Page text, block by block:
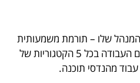
שלו – תורמת משמעותית
לשביעות הרצון הכללית ממקום העבודה בכל 5 הקטגוריות של
מהנדסי תוכנה.